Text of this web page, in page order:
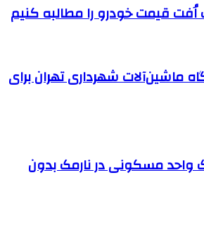
قیمت خودرو را مطالبه کنیم
دستگاه ماشین‌آلات شهرداری تهران برای
واحد مسکونی در نارمک بدون